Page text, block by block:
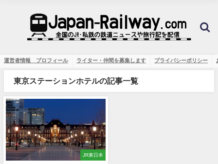
運営者情報 プロフィール ライター・仲間を募集します プライバシーポリシー
東京ステーションホテルの記事一覧
JR東日本